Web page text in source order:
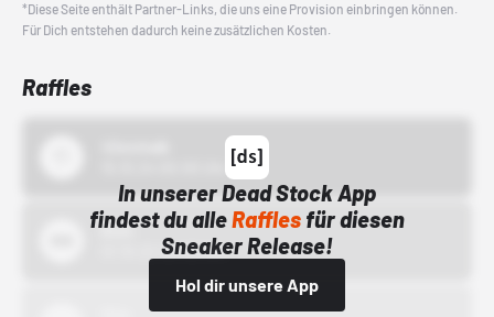
*Diese Seite enthält Partner-Links, die uns eine Provision einbringen können.
Für Dich entstehen dadurch keine zusätzlichen Kosten.
Raffles
In unserer Dead Stock App
findest du alleRafflesfür diesen
Sneaker Release!
Hol dir unsere App
Bstn
01.10.22 00:00 Uhr